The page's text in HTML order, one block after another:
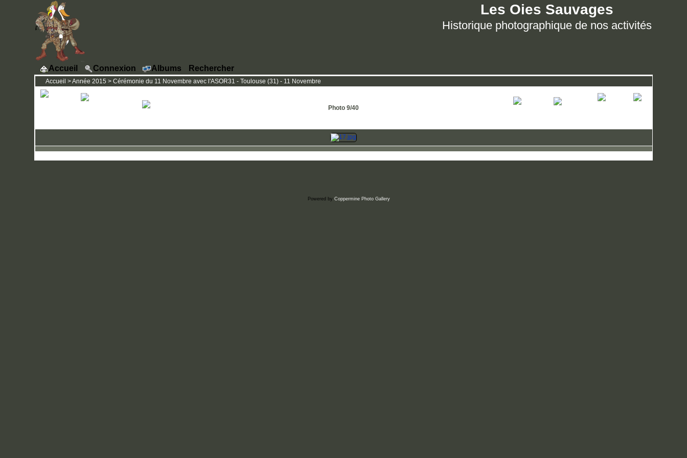
Les Oies Sauvages
Historique photographique de nos activités
Accueil Connexion Albums Rechercher
Accueil >Année 2015 > Cérémonie du 11 Novembre avec l'ASOR31 - Toulouse (31) - 11 Novembre
Photo 9/40
Powered by Coppermine Photo Gallery